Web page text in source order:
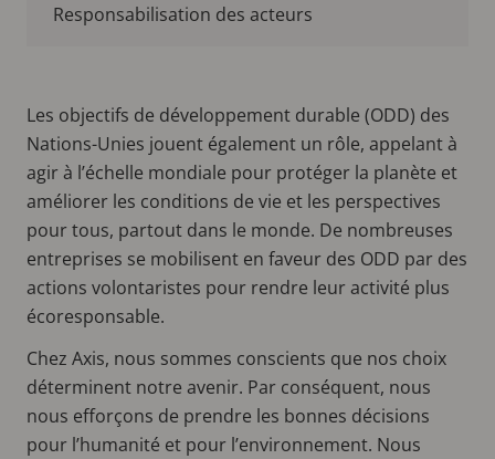
Responsabilisation des acteurs
Les objectifs de développement durable (ODD) des
Nations-Unies jouent également un rôle, appelant à
agir à l’échelle mondiale pour protéger la planète et
améliorer les conditions de vie et les perspectives
pour tous, partout dans le monde. De nombreuses
entreprises se mobilisent en faveur des ODD par des
actions volontaristes pour rendre leur activité plus
écoresponsable.
Chez Axis, nous sommes conscients que nos choix
déterminent notre avenir. Par conséquent, nous
nous efforçons de prendre les bonnes décisions
pour l’humanité et pour l’environnement. Nous